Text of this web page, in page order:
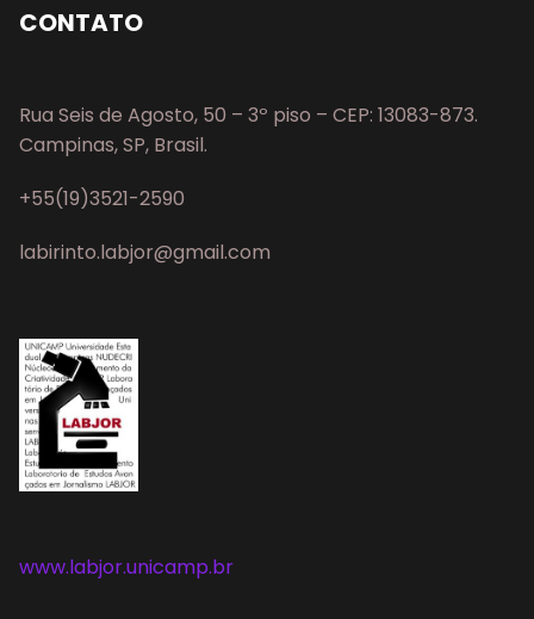
CONTATO
Rua Seis de Agosto, 50 – 3º piso – CEP: 13083-873.
Campinas, SP, Brasil.
+55(19)3521-2590
labirinto.labjor@gmail.com
www.labjor.unicamp.br